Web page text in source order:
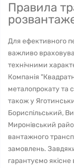
Правила
Для ефективного
важливо
технічними
Компанія
металопрокату та
також у
Бориспільський,
Миронівський
вантажного
замовлень.
гарантуємо